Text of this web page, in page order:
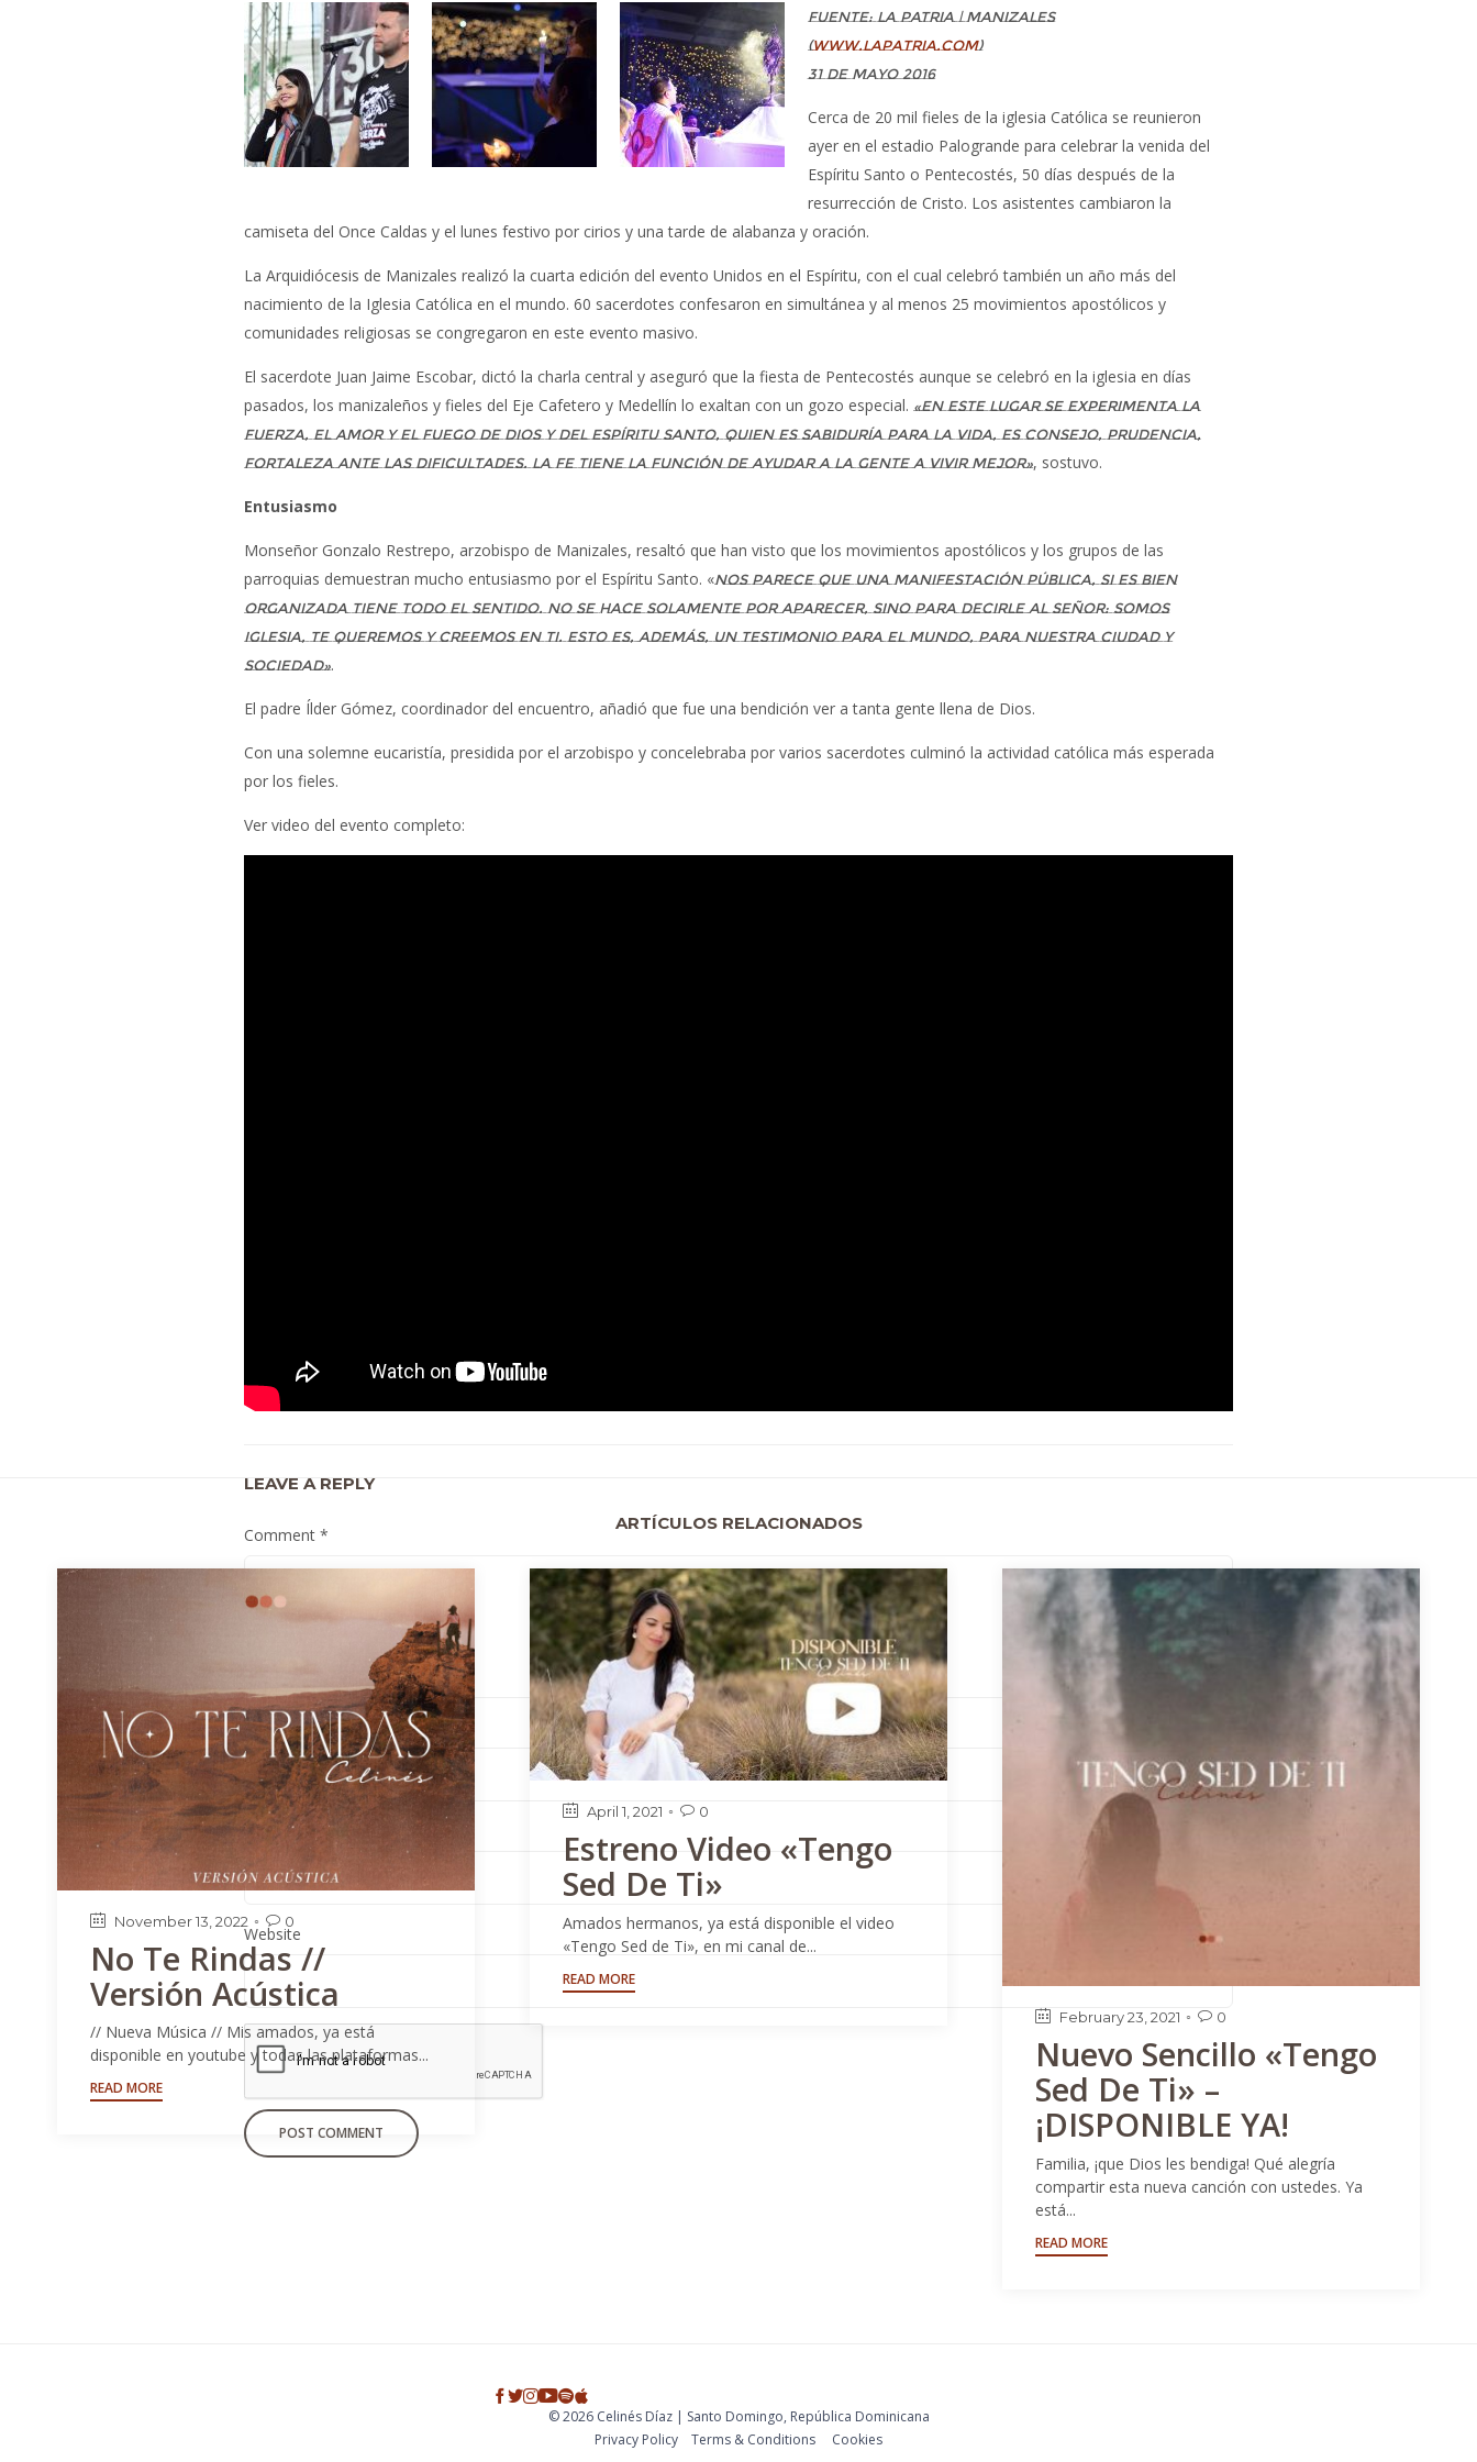
Fuente: LA PATRIA | Manizales
(www.lapatria.com)
31 de mayo 2016
Cerca de 20 mil fieles de la iglesia Católica se reunieron
ayer en el estadio Palogrande para celebrar la venida del
Espíritu Santo o Pentecostés, 50 días después de la
resurrección de Cristo. Los asistentes cambiaron la
camiseta del Once Caldas y el lunes festivo por cirios y una tarde de alabanza y oración.
La Arquidiócesis de Manizales realizó la cuarta edición del evento Unidos en el Espíritu, con el cual celebró también un año más del
nacimiento de la Iglesia Católica en el mundo. 60 sacerdotes confesaron en simultánea y al menos 25 movimientos apostólicos y
comunidades religiosas se congregaron en este evento masivo.
El sacerdote Juan Jaime Escobar, dictó la charla central y aseguró que la fiesta de Pentecostés aunque se celebró en la iglesia en días
pasados, los manizaleños y fieles del Eje Cafetero y Medellín lo exaltan con un gozo especial. «En este lugar se experimenta la
fuerza, el amor y el fuego de Dios y del Espíritu Santo, quien es sabiduría para la vida, es consejo, prudencia,
fortaleza ante las dificultades. La fe tiene la función de ayudar a la gente a vivir mejor», sostuvo.
Entusiasmo
Monseñor Gonzalo Restrepo, arzobispo de Manizales, resaltó que han visto que los movimientos apostólicos y los grupos de las
parroquias demuestran mucho entusiasmo por el Espíritu Santo. «Nos parece que una manifestación pública, si es bien
organizada tiene todo el sentido. No se hace solamente por aparecer, sino para decirle al Señor: somos
iglesia, te queremos y creemos en ti. Esto es, además, un testimonio para el mundo, para nuestra ciudad y
sociedad».
El padre Ílder Gómez, coordinador del encuentro, añadió que fue una bendición ver a tanta gente llena de Dios.
Con una solemne eucaristía, presidida por el arzobispo y concelebraba por varios sacerdotes culminó la actividad católica más esperada
por los fieles.
Ver video del evento completo:
LEAVE A REPLY
Comment *
Name*
Email *
Website
ARTÍCULOS RELACIONADOS
November 13, 2022  0
No Te Rindas //
Versión Acústica
// Nueva Música // Mis amados, ya está
disponible en youtube y todas las plataformas...
READ MORE
April 1, 2021  0
Estreno Video «Tengo
Sed De Ti»
Amados hermanos, ya está disponible el video
«Tengo Sed de Ti», en mi canal de...
READ MORE
February 23, 2021  0
Nuevo Sencillo «Tengo
Sed De Ti» –
¡DISPONIBLE YA!
Familia, ¡que Dios les bendiga! ⁣Qué alegría
compartir esta nueva canción con ustedes. Ya
está...
READ MORE
© 2026 Celinés Díaz | Santo Domingo, República Dominicana
Privacy Policy
Тerms & Conditions Cookies